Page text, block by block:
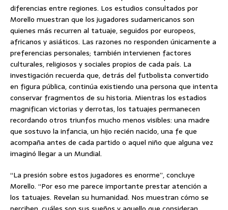
diferencias entre regiones. Los estudios consultados por
Morello muestran que los jugadores sudamericanos son
quienes más recurren al tatuaje, seguidos por europeos,
africanos y asiáticos. Las razones no responden únicamente a
preferencias personales; también intervienen factores
culturales, religiosos y sociales propios de cada país. La
investigación recuerda que, detrás del futbolista convertido
en figura pública, continúa existiendo una persona que intenta
conservar fragmentos de su historia. Mientras los estadios
magnifican victorias y derrotas, los tatuajes permanecen
recordando otros triunfos mucho menos visibles: una madre
que sostuvo la infancia, un hijo recién nacido, una fe que
acompaña antes de cada partido o aquel niño que alguna vez
imaginó llegar a un Mundial.
“La presión sobre estos jugadores es enorme”, concluye
Morello. “Por eso me parece importante prestar atención a
los tatuajes. Revelan su humanidad. Nos muestran cómo se